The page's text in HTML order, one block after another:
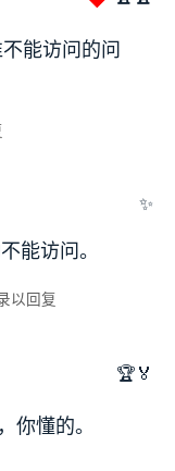
能访问的问
✨
能访问。
以回复
🏆🏅
你懂的。